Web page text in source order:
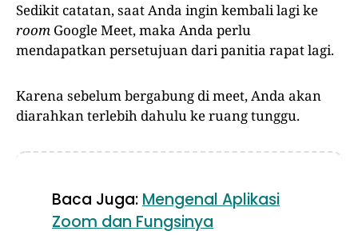
Sedikit catatan, saat Anda ingin kembali lagi ke
room Google Meet, maka Anda perlu
mendapatkan persetujuan dari panitia rapat lagi.
Karena sebelum bergabung di meet, Anda akan
diarahkan terlebih dahulu ke ruang tunggu.
Baca Juga: Mengenal Aplikasi
Zoom dan Fungsinya